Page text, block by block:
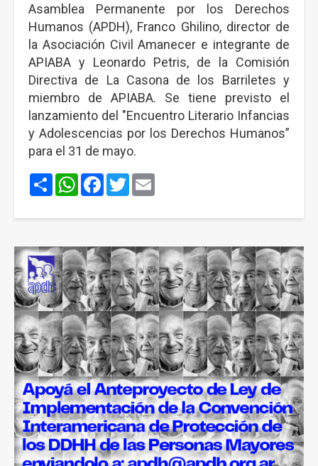
Asamblea Permanente por los Derechos
Humanos (APDH), Franco Ghilino, director de
la Asociación Civil Amanecer e integrante de
APIABA y Leonardo Petris, de la Comisión
Directiva de La Casona de los Barriletes y
miembro de APIABA. Se tiene previsto el
lanzamiento del "Encuentro Literario Infancias
y Adolescencias por los Derechos Humanos”
para el 31 de mayo.
ShareWhatsApp
Facebook
Twitter